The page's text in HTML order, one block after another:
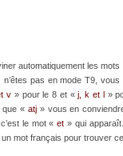
automatiquement les
pas en mode T9,
v» pour le 8 et «j, k et l»
que « atj » vous en
le mot «et » qui
mot français pour trouver